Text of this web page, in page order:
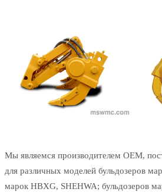
Мы являемся производителем OEM,
для различных моделей бульдозеров
марок HBXG, SHEHWA; бульдозеров